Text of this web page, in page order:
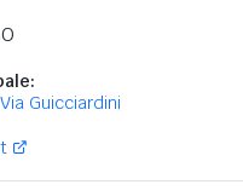
Guicciardini